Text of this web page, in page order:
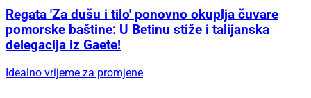
Regata 'Za dušu i tilo' ponovno okuplja čuvare
pomorske baštine: U Betinu stiže i talijanska
delegacija iz Gaete!
Idealno vrijeme za promjene